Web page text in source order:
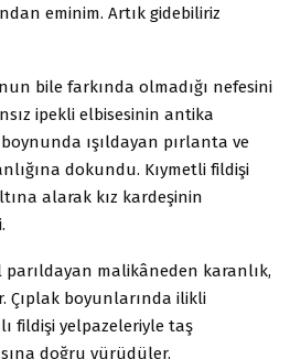
eminim. Artık gidebiliriz
bile farkında olmadığı nefesini
ipekli elbisesinin antika
ışıldayan pırlanta ve
dokundu. Kıymetli fildişi
alarak kız kardeşinin
parıldayan malikâneden karanlık,
Çıplak boyunlarında ilikli
fildişi yelpazeleriyle taş
doğru yürüdüler.